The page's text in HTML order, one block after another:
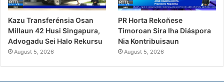
Kazu Transferénsia Osan
Millaun 42 Husi Singapura,
Advogadu Sei Halo Rekursu
August 5, 2026
PR Horta Rekoñese
Timoroan Sira Iha Diáspora
Nia Kontribuisaun
August 5, 2026